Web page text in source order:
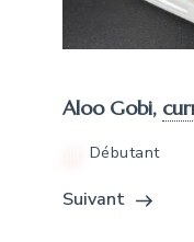
Aloo Gobi,
Débutant
Suivant